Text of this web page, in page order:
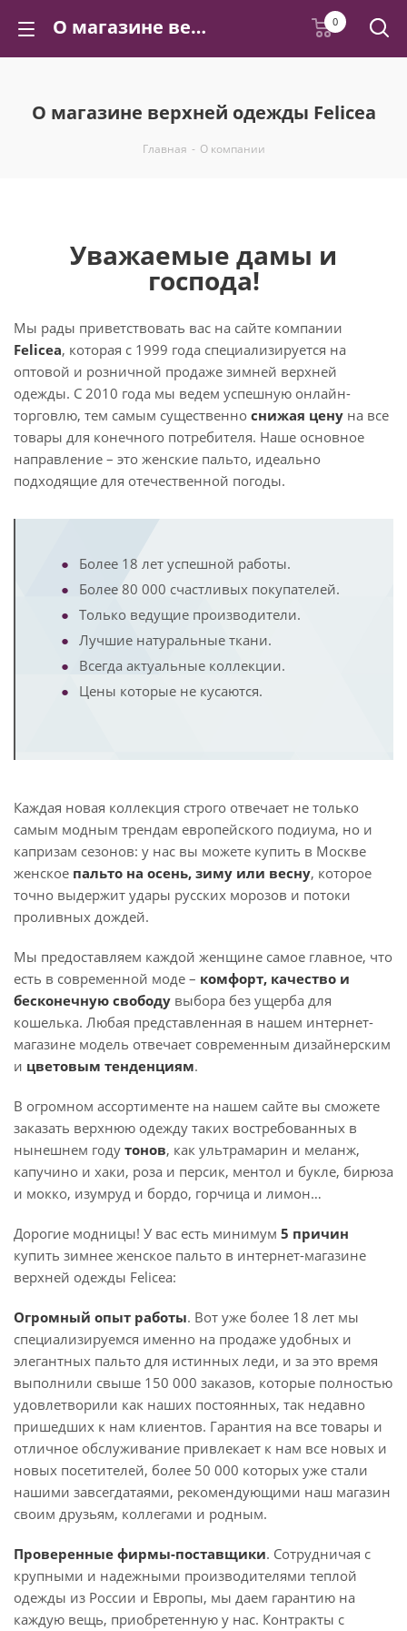
О магазине верхней одежды Felicea 0
О магазине верхней одежды Felicea
Главная - О компании
Уважаемые дамы и
господа!
Мы рады приветствовать вас на сайте компании
Felicea, которая с 1999 года специализируется на
оптовой и розничной продаже зимней верхней
одежды. С 2010 года мы ведем успешную онлайн-
торговлю, тем самым существенно снижая цену на все
товары для конечного потребителя. Наше основное
направление – это женские пальто, идеально
подходящие для отечественной погоды.
Более 18 лет успешной работы.
Более 80 000 счастливых покупателей.
Только ведущие производители.
Лучшие натуральные ткани.
Всегда актуальные коллекции.
Цены которые не кусаются.
Каждая новая коллекция строго отвечает не только
самым модным трендам европейского подиума, но и
капризам сезонов: у нас вы можете купить в Москве
женское пальто на осень, зиму или весну, которое
точно выдержит удары русских морозов и потоки
проливных дождей.
Мы предоставляем каждой женщине самое главное, что
есть в современной моде – комфорт, качество и
бесконечную свободу выбора без ущерба для
кошелька. Любая представленная в нашем интернет-
магазине модель отвечает современным дизайнерским
и цветовым тенденциям.
В огромном ассортименте на нашем сайте вы сможете
заказать верхнюю одежду таких востребованных в
нынешнем году тонов, как ультрамарин и меланж,
капучино и хаки, роза и персик, ментол и букле, бирюза
и мокко, изумруд и бордо, горчица и лимон…
Дорогие модницы! У вас есть минимум 5 причин
купить зимнее женское пальто в интернет-магазине
верхней одежды Felicea:
Огромный опыт работы. Вот уже более 18 лет мы
специализируемся именно на продаже удобных и
элегантных пальто для истинных леди, и за это время
выполнили свыше 150 000 заказов, которые полностью
удовлетворили как наших постоянных, так недавно
пришедших к нам клиентов. Гарантия на все товары и
отличное обслуживание привлекает к нам все новых и
новых посетителей, более 50 000 которых уже стали
нашими завсегдатаями, рекомендующими наш магазин
своим друзьям, коллегами и родным.
Проверенные фирмы-поставщики. Сотрудничая с
крупными и надежными производителями теплой
одежды из России и Европы, мы даем гарантию на
каждую вещь, приобретенную у нас. Контракты с